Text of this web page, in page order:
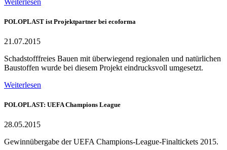
POLOPLAST ist Projektpartner bei ecoforma
21.07.2015
Schadstofffreies Bauen mit überwiegend regionalen und natürlichen
Baustoffen wurde bei diesem Projekt eindrucksvoll umgesetzt.
Weiterlesen
POLOPLAST: UEFA Champions League
28.05.2015
Gewinnübergabe der UEFA Champions-League-Finaltickets 2015.